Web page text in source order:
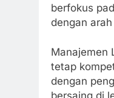
berfokus
dengan
Manajemen
tetap
dengan